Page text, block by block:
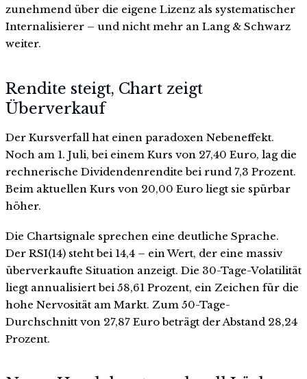
zunehmend über die eigene Lizenz als systematischer
Internalisierer – und nicht mehr an Lang & Schwarz
weiter.
Rendite steigt, Chart zeigt
Überverkauf
Der Kursverfall hat einen paradoxen Nebeneffekt.
Noch am 1. Juli, bei einem Kurs von 27,40 Euro, lag die
rechnerische Dividendenrendite bei rund 7,3 Prozent.
Beim aktuellen Kurs von 20,00 Euro liegt sie spürbar
höher.
Die Chartsignale sprechen eine deutliche Sprache.
Der RSI(14) steht bei 14,4 – ein Wert, der eine massiv
überverkaufte Situation anzeigt. Die 30-Tage-Volatilität
liegt annualisiert bei 58,61 Prozent, ein Zeichen für die
hohe Nervosität am Markt. Zum 50-Tage-
Durchschnitt von 27,87 Euro beträgt der Abstand 28,24
Prozent.